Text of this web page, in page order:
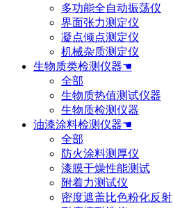
多功能全自动振荡仪
界面张力测定仪
凝点倾点测定仪
机械杂质测定仪
生物质类检测仪器☚
全部
生物质热值测试仪器
生物质检测仪器
油漆涂料检测仪器☚
全部
防火涂料测厚仪
漆膜干燥性能测试
附着力测试仪
密度遮盖比色粉化反射